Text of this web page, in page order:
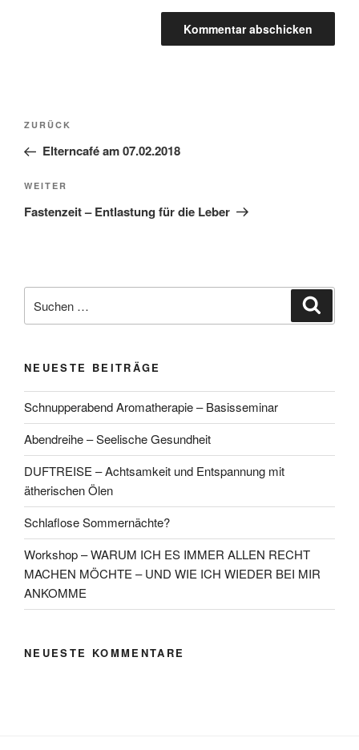
Beitragsnavigation
Vorheriger
Beitrag
ZURÜCK
Elterncafé am 07.02.2018
Nächster
Beitrag
WEITER
Fastenzeit – Entlastung für die Leber
nach:
NEUESTE BEITRÄGE
Schnupperabend Aromatherapie – Basisseminar
Abendreihe – Seelische Gesundheit
DUFTREISE – Achtsamkeit und Entspannung mit
ätherischen Ölen
Schlaflose Sommernächte?
Workshop – WARUM ICH ES IMMER ALLEN RECHT
MACHEN MÖCHTE – UND WIE ICH WIEDER BEI MIR
ANKOMME
NEUESTE KOMMENTARE